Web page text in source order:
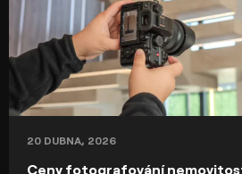
20 DUBNA, 2026
Ceny fotografování